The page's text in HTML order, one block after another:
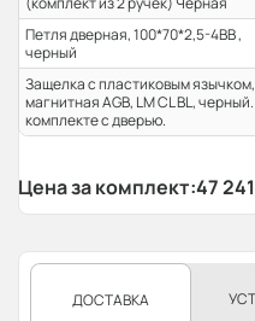
Петля дверная, 100*70*2,5-4ВВ ,
черный
Защелка с пластиковым язычком,
магнитная AGB, LM CL BL,
комплекте с дверью.
Цена за комплект:47 241
ДОСТАВКА